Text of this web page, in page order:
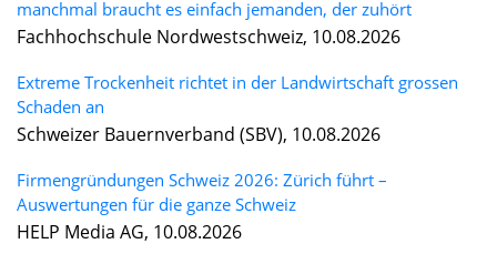
manchmal braucht es einfach jemanden, der zuhört
Fachhochschule Nordwestschweiz, 10.08.2026
Extreme Trockenheit richtet in der Landwirtschaft grossen
Schaden an
Schweizer Bauernverband (SBV), 10.08.2026
Firmengründungen Schweiz 2026: Zürich führt –
Auswertungen für die ganze Schweiz
HELP Media AG, 10.08.2026